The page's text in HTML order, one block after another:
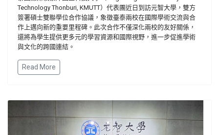
Technology Thonburi, KMUTT）代表團近日到訪元智大學，雙方
簽署碩士雙聯學位合作協議，象徵臺泰兩校在國際學術交流與合
作上邁向新的重要里程碑。此次合作不僅深化兩校的友好關係，
還將為學生提供更多元的學習資源和國際視野，進一步促進學術
與文化的跨國連結。
Read More